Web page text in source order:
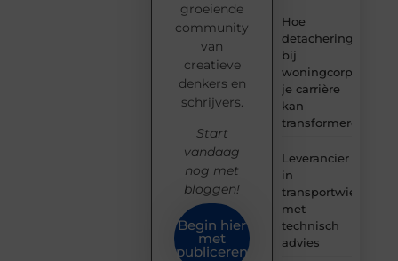
Hoe
detachering
bij
woningcorporaties
je carrière
kan
transformeren
Leverancier
in
transportwielen
met
technisch
advies
groeiende
community
van
creatieve
denkers en
schrijvers.
Start
vandaag
nog met
bloggen!
Begin hier
met
publiceren